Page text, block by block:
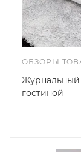
ОБЗОРЫ
Журнальный
гостиной